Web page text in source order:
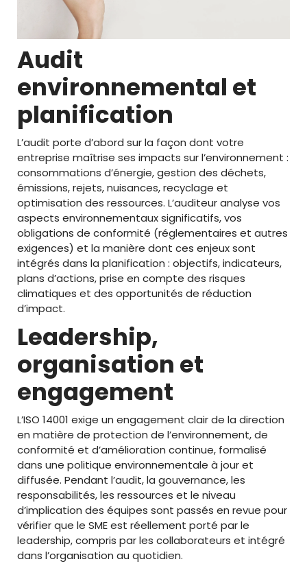
Audit
environnemental et
planification
L’audit porte d’abord sur la façon dont votre
entreprise maîtrise ses impacts sur l’environnement :
consommations d’énergie, gestion des déchets,
émissions, rejets, nuisances, recyclage et
optimisation des ressources. L’auditeur analyse vos
aspects environnementaux significatifs, vos
obligations de conformité (réglementaires et autres
exigences) et la manière dont ces enjeux sont
intégrés dans la planification : objectifs, indicateurs,
plans d’actions, prise en compte des risques
climatiques et des opportunités de réduction
d’impact.
Leadership,
organisation et
engagement
L’ISO 14001 exige un engagement clair de la direction
en matière de protection de l’environnement, de
conformité et d’amélioration continue, formalisé
dans une politique environnementale à jour et
diffusée. Pendant l’audit, la gouvernance, les
responsabilités, les ressources et le niveau
d’implication des équipes sont passés en revue pour
vérifier que le SME est réellement porté par le
leadership, compris par les collaborateurs et intégré
dans l’organisation au quotidien.